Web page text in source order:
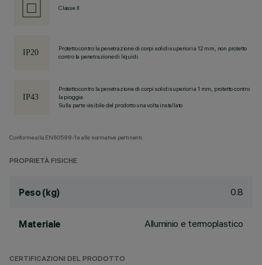
Classe II
Protetto contro la penetrazione di corpi solidi superiori a 12 mm, non protetto
contro la penetrazione di liquidi.
Protetto contro la penetrazione di corpi solidi superiori a 1 mm, protetto contro
la pioggia.
Sulla parte visibile del prodotto una volta installato
Conforme alla EN60598-1 e alle normative pertinenti.
PROPRIETÀ FISICHE
Peso (kg) 0.8
Materiale Alluminio e termoplastico
CERTIFICAZIONI DEL PRODOTTO